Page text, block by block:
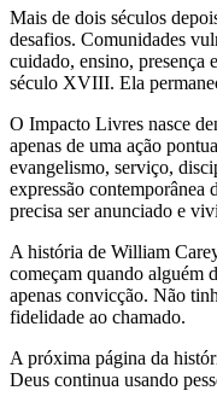
Mais de dois séculos
desafios. Comunidades
cuidado, ensino, presença
século XVIII. Ela
O Impacto Livres nasce
apenas de uma ação
evangelismo, serviço,
expressão contemporânea
precisa ser anunciado e
A história de William
começam quando alguém
apenas convicção. Não
fidelidade ao chamado.
A próxima página da
Deus continua usando